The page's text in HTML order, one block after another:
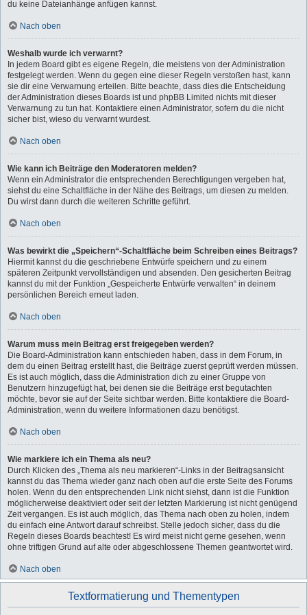
du keine Dateianhänge anfügen kannst.
Nach oben
Weshalb wurde ich verwarnt?
In jedem Board gibt es eigene Regeln, die meistens von der Administration
festgelegt werden. Wenn du gegen eine dieser Regeln verstoßen hast, kann
sie dir eine Verwarnung erteilen. Bitte beachte, dass dies die Entscheidung
der Administration dieses Boards ist und phpBB Limited nichts mit dieser
Verwarnung zu tun hat. Kontaktiere einen Administrator, sofern du die nicht
sicher bist, wieso du verwarnt wurdest.
Nach oben
Wie kann ich Beiträge den Moderatoren melden?
Wenn ein Administrator die entsprechenden Berechtigungen vergeben hat,
siehst du eine Schaltfläche in der Nähe des Beitrags, um diesen zu melden.
Du wirst dann durch die weiteren Schritte geführt.
Nach oben
Was bewirkt die „Speichern“-Schaltfläche beim Schreiben eines Beitrags?
Hiermit kannst du die geschriebene Entwürfe speichern und zu einem
späteren Zeitpunkt vervollständigen und absenden. Den gesicherten Beitrag
kannst du mit der Funktion „Gespeicherte Entwürfe verwalten“ in deinem
persönlichen Bereich erneut laden.
Nach oben
Warum muss mein Beitrag erst freigegeben werden?
Die Board-Administration kann entschieden haben, dass in dem Forum, in
dem du einen Beitrag erstellt hast, die Beiträge zuerst geprüft werden müssen.
Es ist auch möglich, dass die Administration dich zu einer Gruppe von
Benutzern hinzugefügt hat, bei denen sie die Beiträge erst begutachten
möchte, bevor sie auf der Seite sichtbar werden. Bitte kontaktiere die Board-
Administration, wenn du weitere Informationen dazu benötigst.
Nach oben
Wie markiere ich ein Thema als neu?
Durch Klicken des „Thema als neu markieren“-Links in der Beitragsansicht
kannst du das Thema wieder ganz nach oben auf die erste Seite des Forums
holen. Wenn du den entsprechenden Link nicht siehst, dann ist die Funktion
möglicherweise deaktiviert oder seit der letzten Markierung ist nicht genügend
Zeit vergangen. Es ist auch möglich, das Thema nach oben zu holen, indem
du einfach eine Antwort darauf schreibst. Stelle jedoch sicher, dass du die
Regeln dieses Boards beachtest! Es wird meist nicht gerne gesehen, wenn
ohne triftigen Grund auf alte oder abgeschlossene Themen geantwortet wird.
Nach oben
Textformatierung und Thementypen